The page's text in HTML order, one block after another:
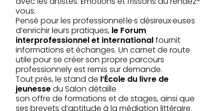
vous.
Pensé pour les professionnel·le·s désireux·euses
d’enrichir leurs pratiques, le Forum
interprofessionnel et internationalfournit
informations et échanges. Un carnet de route
utile pour se créer son propre parcours
professionnely est remis sur demande.
Tout près, le stand de l’École du livre de
jeunessedu Salon détaille
son offre de formations et de stages, ainsi que
ses brevets d’aptitude à la médiation littéraire.